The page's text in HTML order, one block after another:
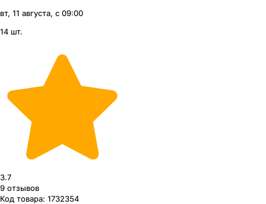
вт, 11 августа, с 09:00
14 шт.
3.7
9 отзывов
Код товара: 1732354